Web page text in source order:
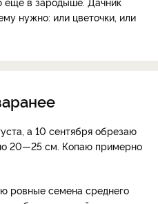
нужно: или цветочки, или
а 10 сентября обрезаю
20—25 см. Копаю примерно
ровные семена среднего